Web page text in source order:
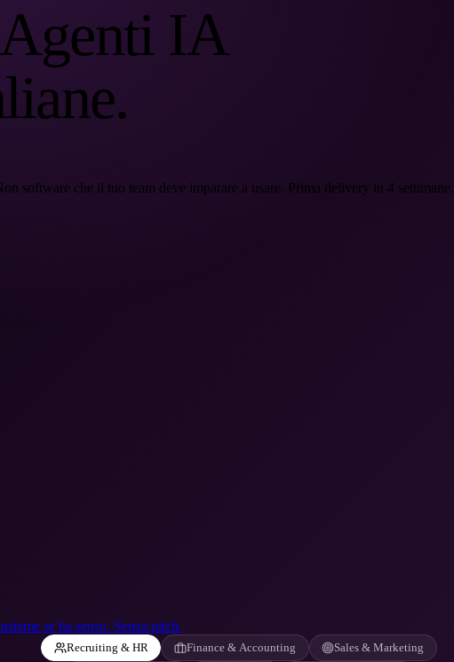
IA
software che il tuo team deve imparare a usare. Prima delivery in 4 settimane.
se ha senso. Senza pitch.
Recruiting & HR Finance & Accounting Sales & Marketing